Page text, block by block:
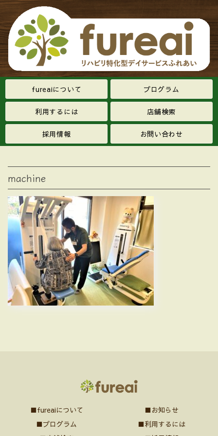
fureaiについて プログラム
利用するには 店舗検索
採用情報 お問い合わせ
machine
■fureaiについて
■お知らせ
■プログラム
■利用するには